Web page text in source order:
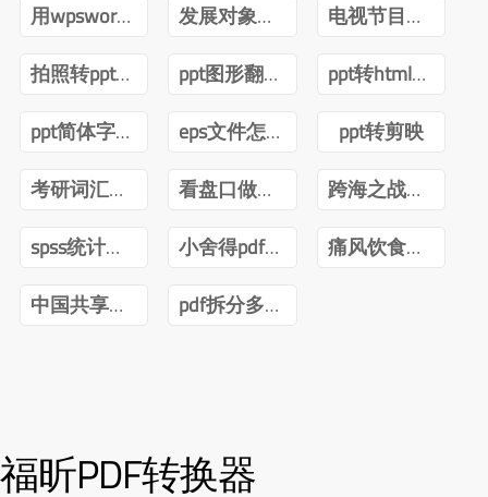
用wpsword转ppt
发展对象转预备党员答辩ppt
电视节目导播郑月pdf
拍照转ppt安卓
ppt图形翻转内容不转
ppt转html前端
ppt简体字转繁体字全篇
eps文件怎么转ppt
ppt转剪映
考研词汇闪过2022版PDF
看盘口做短线曹明成Pdf
跨海之战金门海南一江山PDF下载
spss统计分析与数据挖掘第三版pdf
小舍得pdf百度网盘
痛风饮食调养一本就够pdf下载
中国共享经济发展报告(2020)pdf
pdf拆分多个pdf免费
福昕PDF转换器